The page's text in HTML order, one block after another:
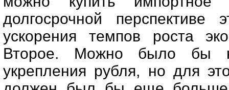
долгосрочной
ускорения темпов роста
Второе. Можно было бы
укрепления рубля, но для